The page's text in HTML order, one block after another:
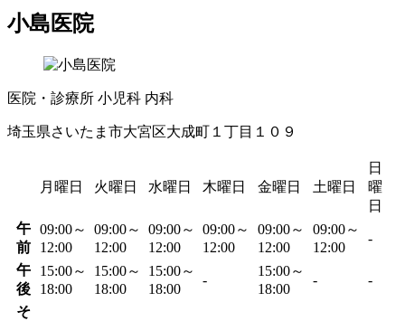
小島医院
医院・診療所 小児科 内科
埼玉県さいたま市大宮区大成町１丁目１０９
月曜日 火曜日 水曜日 木曜日 金曜日 土曜日
日
曜
日
午
前
09:00～
12:00
09:00～
12:00
09:00～
12:00
09:00～
12:00
09:00～
12:00
09:00～
12:00
-
午
後
15:00～
18:00
15:00～
18:00
15:00～
18:00
-
15:00～
18:00
- -
そ